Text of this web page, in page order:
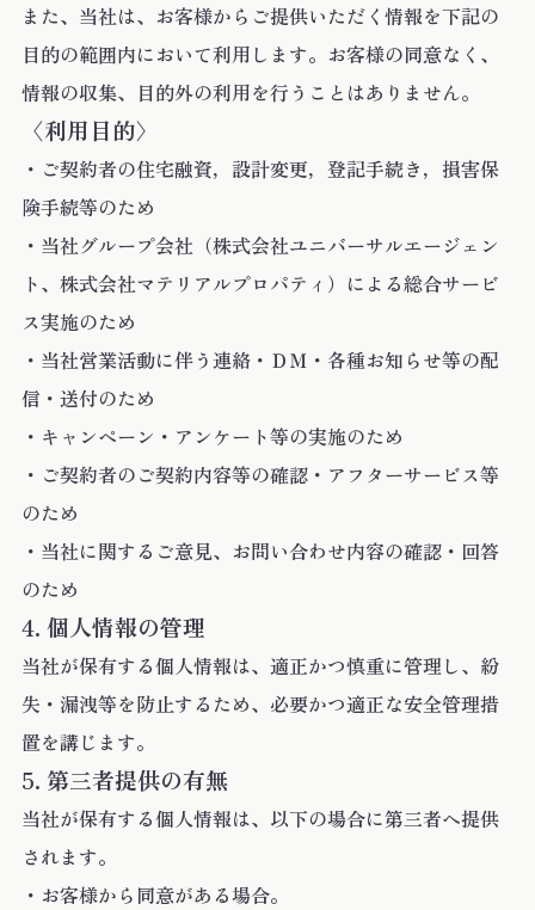
また、当社は、お客様からご提供いただく情報を下記の
目的の範囲内において利用します。お客様の同意なく、
情報の収集、目的外の利用を行うことはありません。
〈利用目的〉
・ご契約者の住宅融資，設計変更，登記手続き，損害保
険手続等のため
・当社グループ会社（株式会社ユニバーサルエージェン
ト、株式会社マテリアルプロパティ）による総合サービ
ス実施のため
・当社営業活動に伴う連絡・ＤＭ・各種お知らせ等の配
信・送付のため
・キャンペーン・アンケート等の実施のため
・ご契約者のご契約内容等の確認・アフターサービス等
のため
・当社に関するご意見、お問い合わせ内容の確認・回答
のため
個人情報の管理
当社が保有する個人情報は、適正かつ慎重に管理し、紛
失・漏洩等を防止するため、必要かつ適正な安全管理措
置を講じます。
第三者提供の有無
当社が保有する個人情報は、以下の場合に第三者へ提供
されます。
・お客様から同意がある場合。